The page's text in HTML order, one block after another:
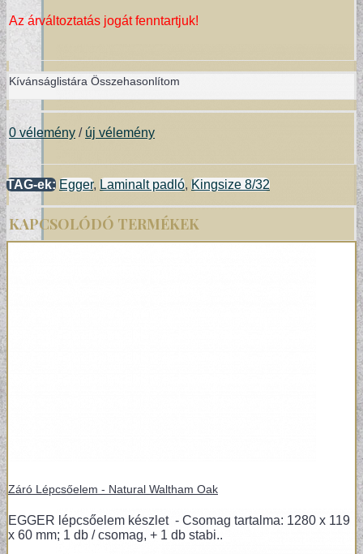
Az árváltoztatás jogát fenntartjuk!
Kívánságlistára Összehasonlítom
0 vélemény / új vélemény
TAG-ek: Egger, Laminalt padló, Kingsize 8/32
KAPCSOLÓDÓ TERMÉKEK
Záró Lépcsőelem - Natural Waltham Oak
EGGER lépcsőelem készlet - Csomag tartalma: 1280 x 119
x 60 mm; 1 db / csomag, + 1 db stabi..